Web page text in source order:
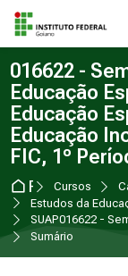
Skip to navigation
Skip to login form
Ir para o conteúdo
Skip to accessibility
Skip to footer
Skip accessibility
016622 -
Educação
Educação
Educação
FIC, 1º
Página
Cursos
Sumário